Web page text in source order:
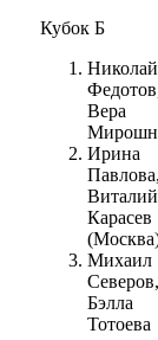
Кубок Б
Николай
Вера
Ирина
Виталий
Карасев
Михаил
Северов,
Бэлла
Тотоева